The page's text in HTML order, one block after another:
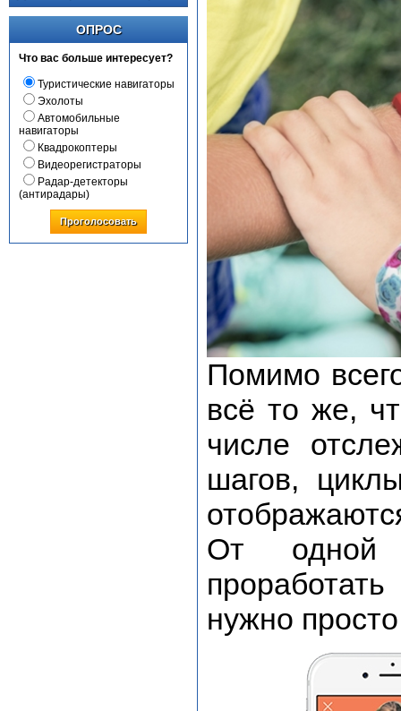
ОПРОС
Что вас больше интересует?
Туристические навигаторы
Эхолоты
Автомобильные
навигаторы
Квадрокоптеры
Видеорегистраторы
Радар-детекторы
(антирадары)
Проголосовать
Помимо
всё то же,
числе
шагов,
От одной
нужно